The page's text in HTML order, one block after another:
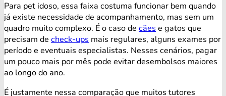
Para pet idoso, essa faixa costuma funcionar bem quando
já existe necessidade de acompanhamento, mas sem um
quadro muito complexo. É o caso de cãese gatos que
precisam de check-ups mais regulares, alguns exames por
período e eventuais especialistas. Nesses cenários, pagar
um pouco mais por mês pode evitar desembolsos maiores
ao longo do ano.
É justamente nessa comparação que muitos tutores